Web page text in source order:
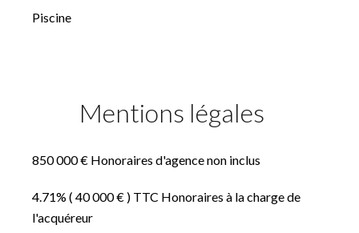
Piscine
Mentions légales
850 000 € Honoraires d'agence non inclus
4.71% ( 40 000 € ) TTC Honoraires à la charge de
l'acquéreur